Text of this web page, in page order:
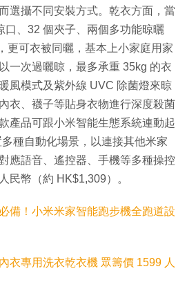
選攝不同安裝方式。乾衣方面，當
口、32 個夾子、兩個多功能晾曬
更可衣被同曬，基本上小家庭用家
一次過曬晾，最多承重 35kg 的衣
風模式及紫外線 UVC 除菌燈來晾
衣、襪子等貼身衣物進行深度殺菌
產品可跟小米智能生態系統連動起
種自動化場景，以連接其他米家
應語音、遙控器、手機等多種操控
民幣（約 HK$1,309）。
備！小米米家智能跑步機全跑道設
衣專用洗衣乾衣機 眾籌價 1599 人